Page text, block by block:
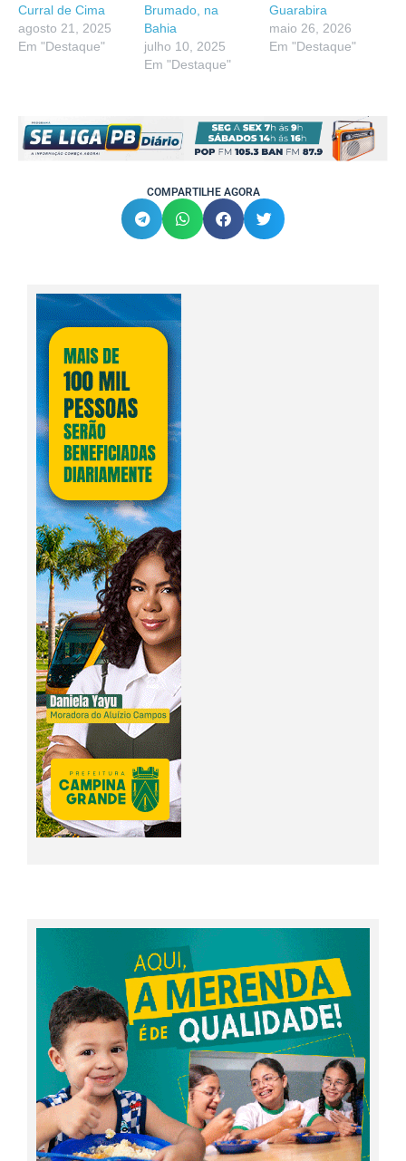
Curral de Cima
agosto 21, 2025
Em "Destaque"
Brumado, na
Bahia
julho 10, 2025
Em "Destaque"
Guarabira
maio 26, 2026
Em "Destaque"
COMPARTILHE AGORA